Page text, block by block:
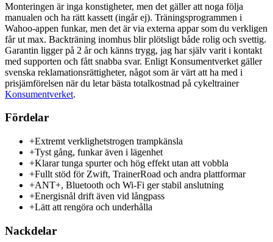
Monteringen är inga konstigheter, men det gäller att noga följa
manualen och ha rätt kassett (ingår ej). Träningsprogrammen i
Wahoo-appen funkar, men det är via externa appar som du verkligen
får ut max. Backträning inomhus blir plötsligt både rolig och svettig.
Garantin ligger på 2 år och känns trygg, jag har själv varit i kontakt
med supporten och fått snabba svar. Enligt Konsumentverket gäller
svenska reklamationsrättigheter, något som är värt att ha med i
prisjämförelsen när du letar bästa totalkostnad på cykeltrainer
Konsumentverket.
Fördelar
+Extremt verklighetstrogen trampkänsla
+Tyst gång, funkar även i lägenhet
+Klarar tunga spurter och hög effekt utan att vobbla
+Fullt stöd för Zwift, TrainerRoad och andra plattformar
+ANT+, Bluetooth och Wi-Fi ger stabil anslutning
+Energisnål drift även vid långpass
+Lätt att rengöra och underhålla
Nackdelar